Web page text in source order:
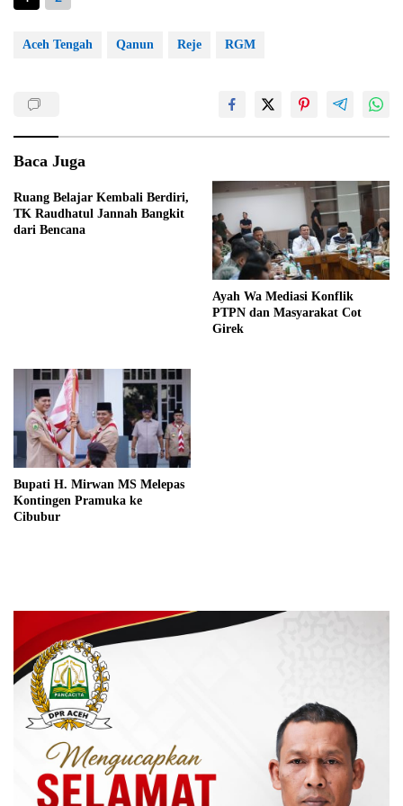
Aceh Tengah Qanun Reje RGM
Baca Juga
Ruang Belajar Kembali Berdiri,
TK Raudhatul Jannah Bangkit
dari Bencana
Ayah Wa Mediasi Konflik
PTPN dan Masyarakat Cot
Girek
Bupati H. Mirwan MS Melepas
Kontingen Pramuka ke
Cibubur